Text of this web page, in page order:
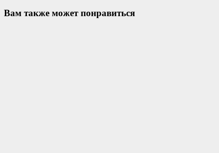
Вам также может понравиться